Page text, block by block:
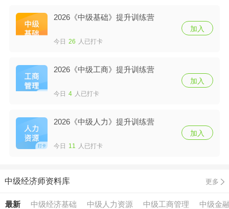
2026《中级基础》提升训练营
今日 26 人已打卡
加入
2026《中级工商》提升训练营
今日 4 人已打卡
加入
2026《中级人力》提升训练营
今日 11 人已打卡
加入
中级经济师资料库 更多
最新 中级经济基础 中级人力资源 中级工商管理 中级金